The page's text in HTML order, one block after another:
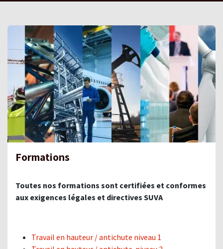
Formations
Toutes nos formations sont certifiées et conformes
aux exigences légales et directives SUVA
Travail en hauteur / antichute niveau 1